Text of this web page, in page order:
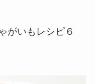
がいもレシピ６